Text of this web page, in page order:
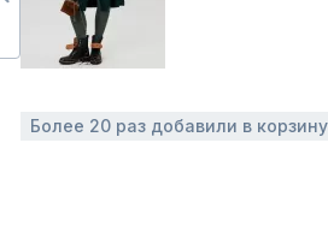
Более 20 раз добавили в корзину